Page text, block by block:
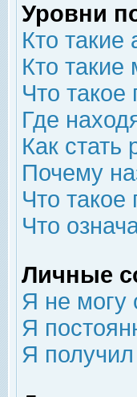
Уровни
Кто такие
Кто
Что такое
Где
Как стать
Почему
Что
Что
Личные
Я не могу
Я
Я